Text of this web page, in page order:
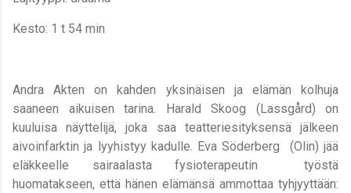
Kesto: 1 t 54 min
Andra Akten on kahden yksinäisen ja elämän kolhuja
saaneen aikuisen tarina. Harald Skoog (Lassgård) on
kuuluisa näyttelijä, joka saa teatteriesityksensä jälkeen
aivoinfarktin ja lyyhistyy kadulle. Eva Söderberg (Olin) jää
eläkkeelle sairaalasta fysioterapeutin työstä
huomatakseen, että hänen elämänsä ammottaa tyhjyyttään: